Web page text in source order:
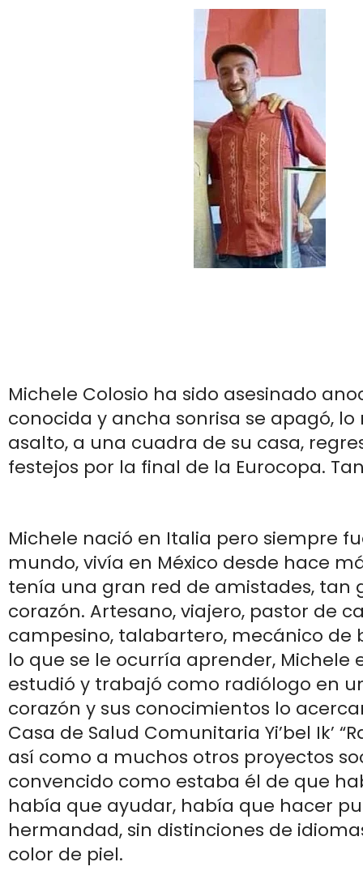
Michele Colosio ha sido asesinado
conocida y ancha sonrisa se apagó,
asalto, a una cuadra de su casa,
festejos por la final de la Eurocopa.
Michele nació en Italia pero siempre
mundo, vivía en México desde hace
tenía una gran red de amistades, tan
corazón. Artesano, viajero, pastor de
campesino, talabartero, mecánico de
lo que se le ocurría aprender, Michele
estudió y trabajó como radiólogo en
corazón y sus conocimientos lo
Casa de Salud Comunitaria Yi’bel Ik’
así como a muchos otros proyectos
convencido como estaba él de que
había que ayudar, había que hacer
hermandad, sin distinciones de
color de piel.